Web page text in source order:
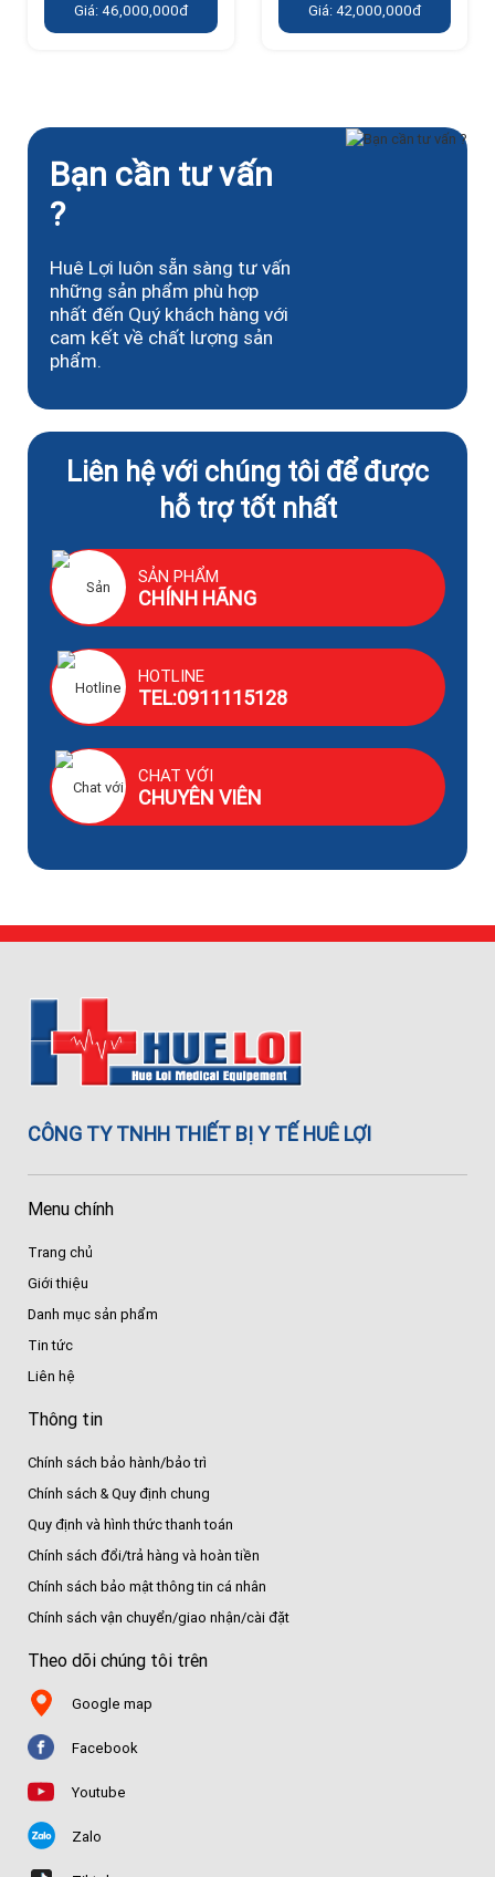
Giá: 46,000,000đ Giá: 42,000,000đ
Bạn cần tư vấn
?
Huê Lợi luôn sẵn sàng tư vấn
những sản phẩm phù hợp
nhất đến Quý khách hàng với
cam kết về chất lượng sản
phẩm.
Liên hệ với chúng tôi để được
hỗ trợ tốt nhất
SẢN PHẨM
CHÍNH HÃNG
HOTLINE
TEL:0911115128
CHAT VỚI
CHUYÊN VIÊN
CÔNG TY TNHH THIẾT BỊ Y TẾ HUÊ LỢI
Menu chính
Trang chủ
Giới thiệu
Danh mục sản phẩm
Tin tức
Liên hệ
Thông tin
Chính sách bảo hành/bảo trì
Chính sách & Quy định chung
Quy định và hình thức thanh toán
Chính sách đổi/trả hàng và hoàn tiền
Chính sách bảo mật thông tin cá nhân
Chính sách vận chuyển/giao nhận/cài đặt
Theo dõi chúng tôi trên
Google map
Facebook
Youtube
Zalo